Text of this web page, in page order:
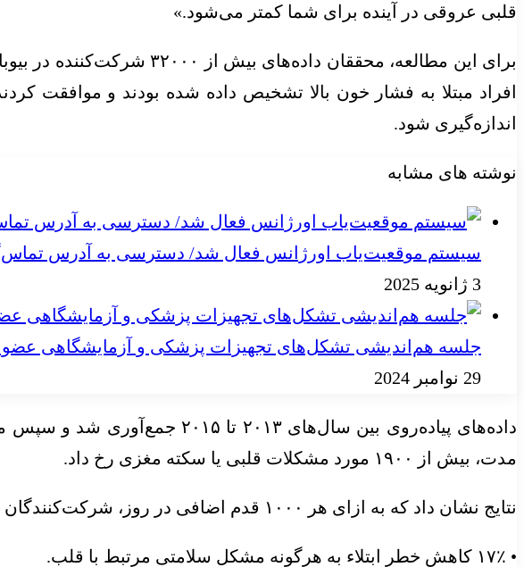
قلبی عروقی در آینده برای شما کمتر می‌شود.»
برای این مطالعه، محققان
افراد مبتلا به فشار خون بالا تشخیص داده شده بودند و موافقت
اندازه‌گیری شود.
نوشته های مشابه
سیستم موقعیت‌یاب اورژانس فعال شد/ دسترسی به آدرس
3 ژانویه 2025
جلسه هم‌اندیشی تشکل‌های تجهیزات پزشکی و آزمایشگاهی عضو
29 نوامبر 2024
داده‌های پیاده‌روی بین
مدت، بیش از ۱۹۰۰ مورد مشکلات قلبی یا سکته مغزی رخ داد.
نتایج نشان داد که به ازای هر ۱۰۰۰ قدم اضافی در روز، شرکت‌کنندگان موارد زیر را تجربه کردند:
• ۱۷٪ کاهش خطر ابتلاء به هرگونه مشکل سلامتی مرتبط با قلب.